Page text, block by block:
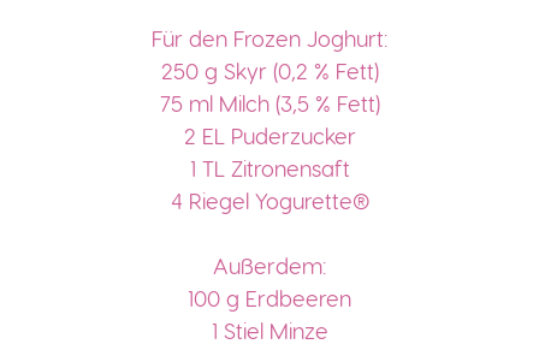
Für den Frozen Joghurt:
250 g Skyr (0,2 % Fett)
75 ml Milch (3,5 % Fett)
2 EL Puderzucker
1 TL Zitronensaft
4 Riegel Yogurette®
Außerdem:
100 g Erdbeeren
1 Stiel Minze